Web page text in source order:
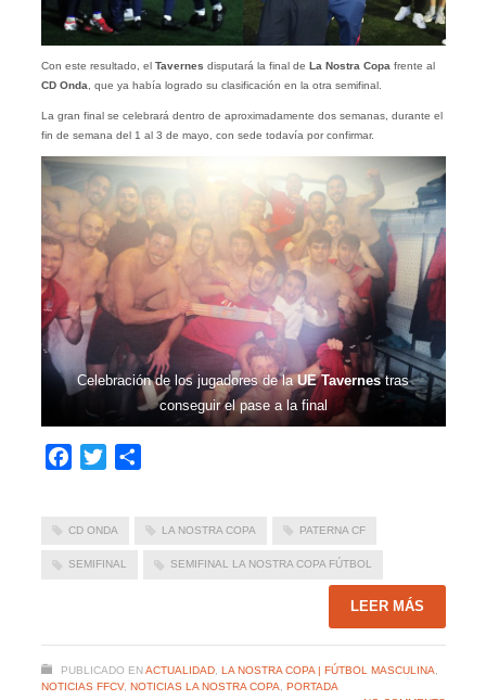
Con este resultado, el Tavernes disputará la final de La Nostra Copafrente al
CD Onda, que ya había logrado su clasificación en la otra semifinal.
La gran final se celebrará dentro de aproximadamente dos semanas, durante el
fin de semana del 1 al 3 de mayo, con sede todavía por confirmar.
Celebración de los jugadores de laUE Tavernestras
conseguir el pase a la final
Facebook
Twitter
CD ONDA LA NOSTRA COPA PATERNA CF
SEMIFINAL SEMIFINAL LA NOSTRA COPA FÚTBOL
LEER MÁS
PUBLICADO EN ACTUALIDAD, LA NOSTRA COPA | FÚTBOL MASCULINA
NOTICIAS FFCV, NOTICIAS LA NOSTRA COPA
PORTADA